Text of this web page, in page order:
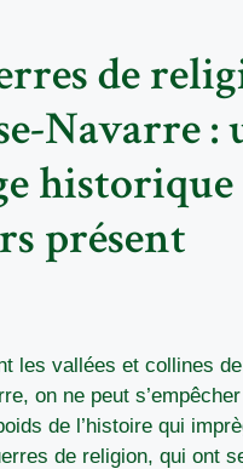
de
Navarre :
historique
présent
les vallées et collines
on ne peut
de l’histoire qui
de religion, qui ont